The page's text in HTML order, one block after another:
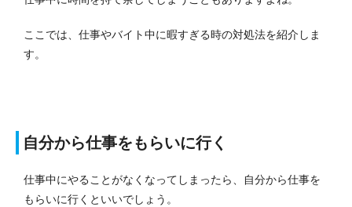
ここでは、仕事やバイト中に暇すぎる時の対処法を紹介しま
す。
自分から仕事をもらいに行く
仕事中にやることがなくなってしまったら、自分から仕事を
もらいに行くといいでしょう。